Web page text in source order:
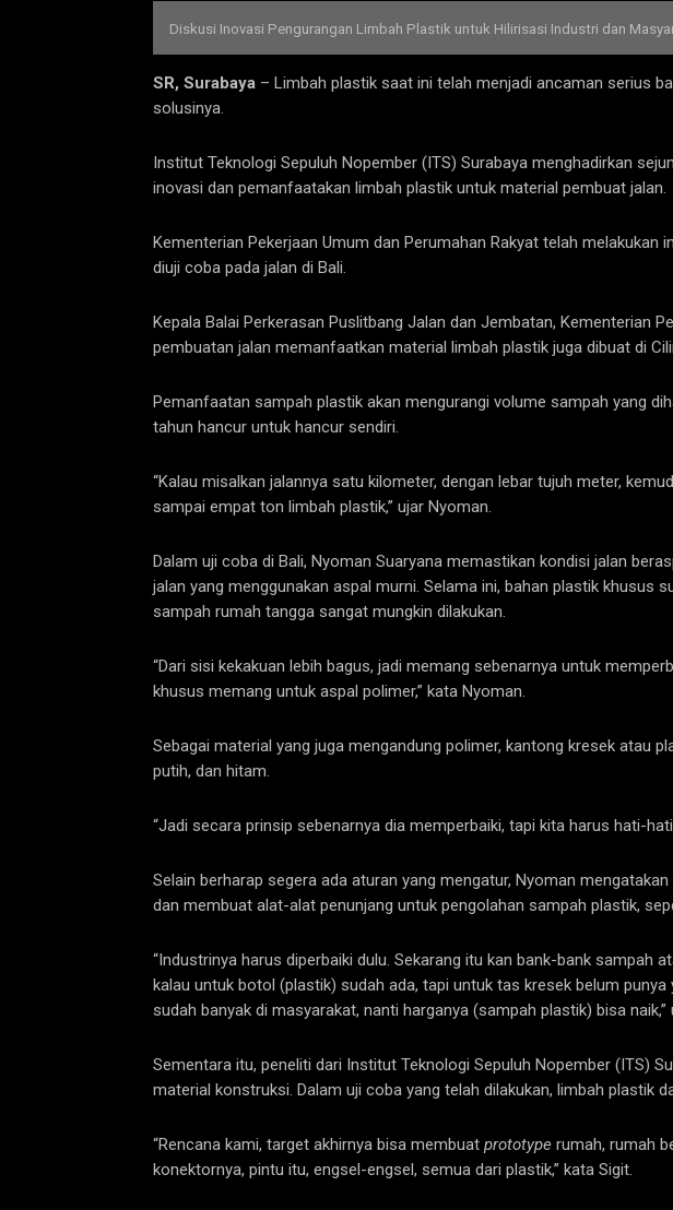
Diskusi Inovasi Pengurangan Limbah Plastik untuk Hilirisasi Industri dan
SR, Surabaya – Limbah plastik saat ini telah menjadi ancaman serius
solusinya.
Institut Teknologi Sepuluh Nopember (ITS) Surabaya menghadirkan
inovasi dan pemanfaatakan limbah plastik untuk material pembuat jalan.
Kementerian Pekerjaan Umum dan Perumahan Rakyat telah
diuji coba pada jalan di Bali.
Kepala Balai Perkerasan Puslitbang Jalan dan Jembatan, Kementerian
pembuatan jalan memanfaatkan material limbah plastik juga dibuat di
Pemanfaatan sampah plastik akan mengurangi volume sampah yang
tahun hancur untuk hancur sendiri.
“Kalau misalkan jalannya satu kilometer, dengan lebar tujuh meter,
sampai empat ton limbah plastik,” ujar Nyoman.
Dalam uji coba di Bali, Nyoman Suaryana memastikan kondisi jalan
jalan yang menggunakan aspal murni. Selama ini, bahan plastik khusus
sampah rumah tangga sangat mungkin dilakukan.
“Dari sisi kekakuan lebih bagus, jadi memang sebenarnya untuk
khusus memang untuk aspal polimer,” kata Nyoman.
Sebagai material yang juga mengandung polimer, kantong kresek atau
putih, dan hitam.
“Jadi secara prinsip sebenarnya dia memperbaiki, tapi kita harus hati-
Selain berharap segera ada aturan yang mengatur, Nyoman
dan membuat alat-alat penunjang untuk pengolahan sampah plastik,
“Industrinya harus diperbaiki dulu. Sekarang itu kan bank-bank
kalau untuk botol (plastik) sudah ada, tapi untuk tas kresek belum
sudah banyak di masyarakat, nanti harganya (sampah plastik) bisa naik,”
Sementara itu, peneliti dari Institut Teknologi Sepuluh Nopember (ITS)
material konstruksi. Dalam uji coba yang telah dilakukan, limbah plastik
“Rencana kami, target akhirnya bisa membuat prototype rumah, rumah
konektornya, pintu itu, engsel-engsel, semua dari plastik,” kata Sigit.